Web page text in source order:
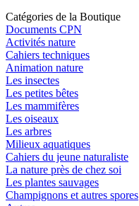
Catégories de la Boutique
Documents CPN
Activités nature
Cahiers techniques
Animation nature
Les insectes
Les petites bêtes
Les mammifères
Les oiseaux
Les arbres
Milieux aquatiques
Cahiers du jeune naturaliste
La nature près de chez soi
Les plantes sauvages
Champignons et autres spores